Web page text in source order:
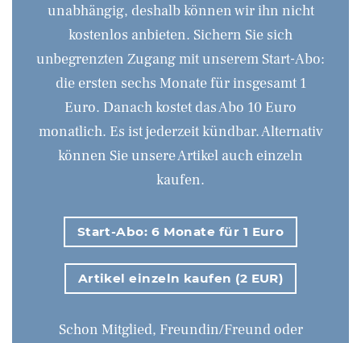
unabhängig, deshalb können wir ihn nicht
kostenlos anbieten. Sichern Sie sich
unbegrenzten Zugang mit unserem Start-Abo:
die ersten sechs Monate für insgesamt 1
Euro. Danach kostet das Abo 10 Euro
monatlich. Es ist jederzeit kündbar. Alternativ
können Sie unsere Artikel auch einzeln
kaufen.
Start-Abo: 6 Monate für 1 Euro
Artikel einzeln kaufen (2 EUR)
Schon Mitglied, Freundin/Freund oder